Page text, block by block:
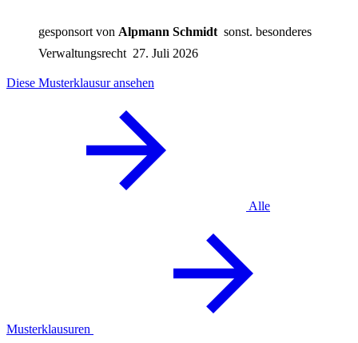
gesponsort von Alpmann Schmidt sonst. besonderes
Verwaltungsrecht 27. Juli 2026
Diese Musterklausur ansehen
Alle
Musterklausuren